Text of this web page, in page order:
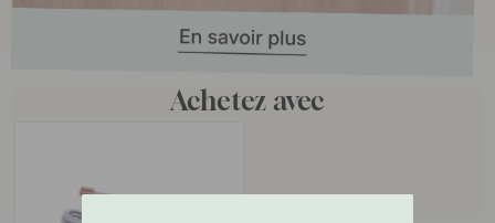
Achetez avec